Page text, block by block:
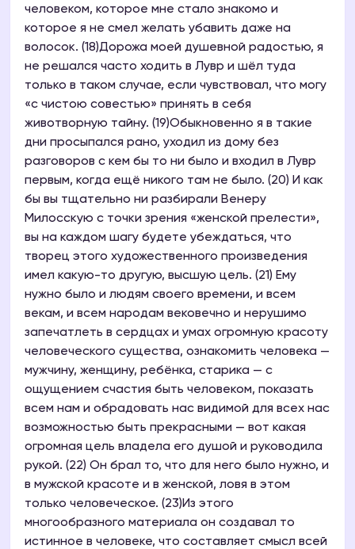
человеком, которое мне стало знакомо и
которое я не смел желать убавить даже на
волосок. (18)Дорожа моей душевной радостью, я
не решался часто ходить в Лувр и шёл туда
только в таком случае, если чувствовал, что могу
«с чистою совестью» принять в себя
животворную тайну. (19)Обыкновенно я в такие
дни просыпался рано, уходил из дому без
разговоров с кем бы то ни было и входил в Лувр
первым, когда ещё никого там не было. (20) И как
бы вы тщательно ни разбирали Венеру
Милосскую с точки зрения «женской прелести»,
вы на каждом шагу будете убеждаться, что
творец этого художественного произведения
имел какую-то другую, высшую цель. (21) Ему
нужно было и людям своего времени, и всем
векам, и всем народам вековечно и нерушимо
запечатлеть в сердцах и умах огромную красоту
человеческого существа, ознакомить человека —
мужчину, женщину, ребёнка, старика — с
ощущением счастия быть человеком, показать
всем нам и обрадовать нас видимой для всех нас
возможностью быть прекрасными — вот какая
огромная цель владела его душой и руководила
рукой. (22) Он брал то, что для него было нужно, и
в мужской красоте и в женской, ловя в этом
только человеческое. (23)Из этого
многообразного материала он создавал то
истинное в человеке, что составляет смысл всей